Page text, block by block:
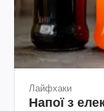
Лайфхаки
Напої з